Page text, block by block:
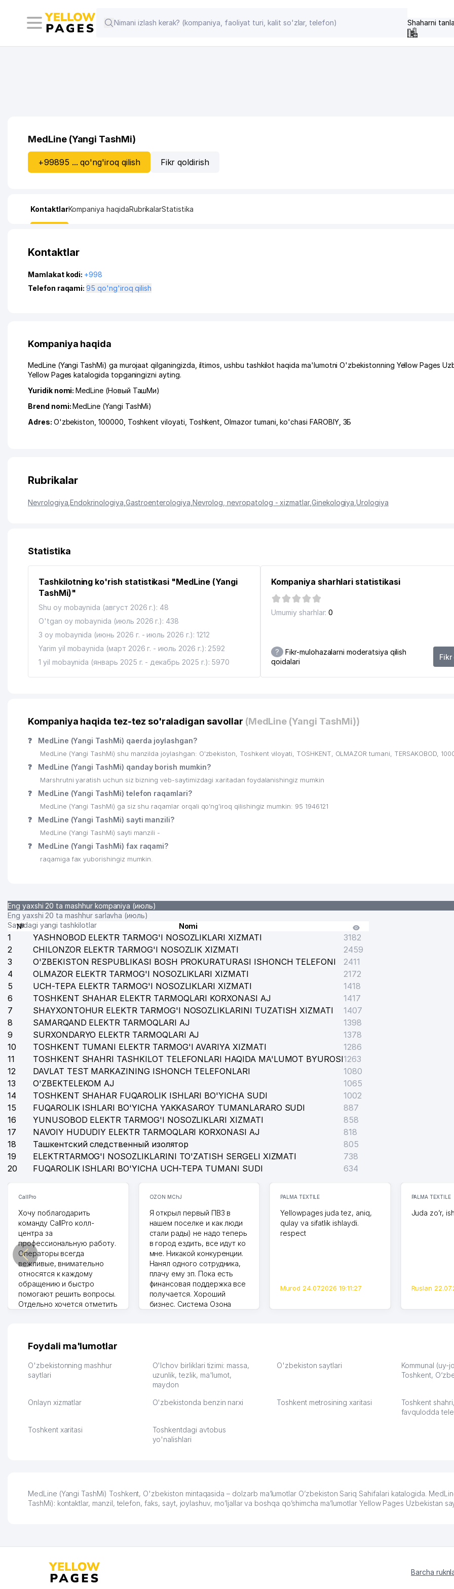
Shaharni
MedLine (Yangi TashMi)
+99895 ... qo'ng'iroq qilish Fikr qoldirish
KontaktlarKompaniya haqidaRubrikalarStatistika
Kontaktlar
Mamlakat kodi: +998
Telefon raqami:
95 qo'ng'iroq qilish
Kompaniya haqida
MedLine (Yangi TashMi) ga murojaat qilganingizda, iltimos, ushbu tashkilot haqida ma'lumotni O'zbekistonning Yellow Pages
Yellow Pages katalogida topganingizni ayting.
Yuridik nomi:MedLine (Новый ТашМи)
Brend nomi:MedLine (Yangi TashMi)
Adres: O'zbekiston, 100000, Toshkent viloyati Toshkent ,Olmazor tumani ,ko'chasi FAROBIY, 3Б
Rubrikalar
Nevrologiya ,Endokrinologiya Gastroenterologiya Nevrolog, nevropatolog - xizmatlar,Ginekologiya ,Urologiya
Statistika
Tashkilotning ko'rish statistikasi "MedLine (Yangi
TashMi)"
Shu oy mobaynida (август 2026 г.): 48
O'tgan oy mobaynida (июль 2026 г.): 438
3 oy mobaynida (июнь 2026 г. - июль 2026 г.): 1212
Yarim yil mobaynida (март 2026 г. - июль 2026 г.): 2592
1 yil mobaynida (январь 2025 г. - декабрь 2025 г.): 5970
Kompaniya sharhlari statistikasi
Umumiy sharhlar: 0
?
Fikr-mulohazalarni moderatsiya qilish
qoidalari
Kompaniya haqida tez-tez so'raladigan savollar (MedLine (Yangi TashMi))
❓ MedLine (Yangi TashMi) qaerda joylashgan?
MedLine (Yangi TashMi) shu manzilda joylashgan: O'zbekiston, Toshkent viloyati, TOSHKENT, OLMAZOR tumani, TERSAKOBOD,
❓ MedLine (Yangi TashMi) qanday borish mumkin?
Marshrutni yaratish uchun siz bizning veb-saytimizdagi xaritadan foydalanishingiz mumkin
❓ MedLine (Yangi TashMi) telefon raqamlari?
MedLine (Yangi TashMi) ga siz shu raqamlar orqali qo’ng’iroq qilishingiz mumkin: 95 1946121
❓ MedLine (Yangi TashMi) sayti manzili?
MedLine (Yangi TashMi) sayti manzili -
❓ MedLine (Yangi TashMi) fax raqami?
raqamiga fax yuborishingiz mumkin.
Eng yaxshi 20 ta mashhur kompaniya (июль)
Eng yaxshi 20 ta mashhur sarlavha (июль)
Saytdagi yangi tashkilotlar
№ Nomi
1 YASHNOBOD ELEKTR TARMOG'I NOSOZLIKLARI XIZMATI
3182
2
CHILONZOR ELEKTR TARMOG'I NOSOZLIK XIZMATI
2459
3
O'ZBEKISTON RESPUBLIKASI BOSH PROKURATURASI ISHONCH TELEFONI
2411
4
OLMAZOR ELEKTR TARMOG'I NOSOZLIKLARI XIZMATI
2172
5
UCH-TEPA ELEKTR TARMOG'I NOSOZLIKLARI XIZMATI
1418
6
TOSHKENT SHAHAR ELEKTR TARMOQLARI KORXONASI AJ
1417
7
SHAYXONTOHUR ELEKTR TARMOG'I NOSOZLIKLARINI TUZATISH XIZMATI
1407
8
SAMARQAND ELEKTR TARMOQLARI AJ
1398
9
SURXONDARYO ELEKTR TARMOQLARI AJ
1378
10
TOSHKENT TUMANI ELEKTR TARMOG'I AVARIYA XIZMATI
1286
11
TOSHKENT SHAHRI TASHKILOT TELEFONLARI HAQIDA MA'LUMOT BYUROSI1263
12
DAVLAT TEST MARKAZINING ISHONCH TELEFONLARI
1080
13
O'ZBEKTELEKOM AJ
1065
14
TOSHKENT SHAHAR FUQAROLIK ISHLARI BO'YICHA SUDI
1002
15
FUQAROLIK ISHLARI BO'YICHA YAKKASAROY TUMANLARARO SUDI
887
16
YUNUSOBOD ELEKTR TARMOG'I NOSOZLIKLARI XIZMATI
858
17
NAVOIY HUDUDIY ELEKTR TARMOQLARI KORXONASI AJ
818
18
Ташкентский следственный изолятор
805
19
ELEKTRTARMOG'I NOSOZLIKLARINI TO'ZATISH SERGELI XIZMATI
738
20
FUQAROLIK ISHLARI BO'YICHA UCH-TEPA TUMANI SUDI 634
CallPro
Хочу поблагодарить
команду CallPro колл-
центра за
профессиональную работу.
Операторы всегда
вежливые, внимательно
относятся к каждому
обращению и быстро
помогают решить вопросы.
Отдельно хочется отметить
их работе значительно
обслуживания клиентов.
Рекомендую этот колл-
Vip Brand 31.07.2026 11:43:39
OZON MChJ
Я открыл первый ПВЗ в
нашем поселке и как люди
стали рады) не надо теперь
в город ездить, все идут ко
мне. Никакой конкуренции.
Нанял одного сотрудника,
плачу ему зп. Пока есть
финансовая поддержка все
получается. Хороший
бизнес. Система Озона
тут у нас уже есть ПВЗ.
Выгодное дело и
спокойное.
PALMA TEXTILE
Yellowpages juda tez, aniq,
qulay va sifatlik ishlaydi.
respect
Murod 24.07.2026 19:11:27
PALMA TEXTILE
Juda zo’r,
Ruslan
Foydali ma'lumotlar
O'zbekistonning mashhur
saytlari
O'lchov birliklari tizimi: massa,
uzunlik, tezlik, ma'lumot,
maydon
O'zbekiston saytlari
Kommunal (uy-
Toshkent,
Onlayn xizmatlar O'zbekistonda benzin narxi Toshkent metrosining xaritasi
Toshkent
favqulodda
Toshkent xaritasi
Toshkentdagi avtobus
yo'nalishlari
MedLine (Yangi TashMi) Toshkent, O'zbekiston mintaqasida – dolzarb ma’lumotlar O’zbekiston Sariq Sahifalari katalogida.
TashMi): kontaktlar, manzil, telefon, faks, sayt, joylashuv, mo’ljallar va boshqa qo’shimcha ma’lumotlar Yellow Pages Uzbekistan
Barcha